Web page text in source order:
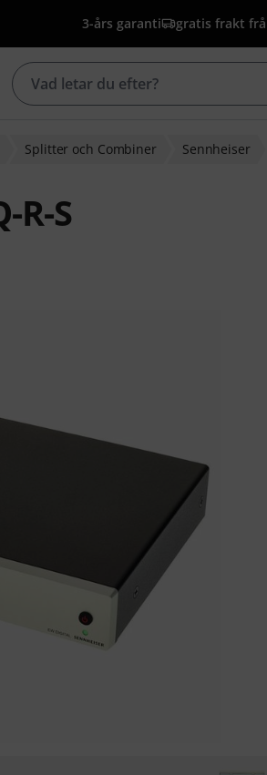
3-års garanti gratis frakt
Splitter och Combiner Sennheiser
R-S